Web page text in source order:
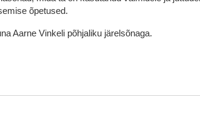
õpetused.
Aarne Vinkeli põhjaliku järelsõnaga.